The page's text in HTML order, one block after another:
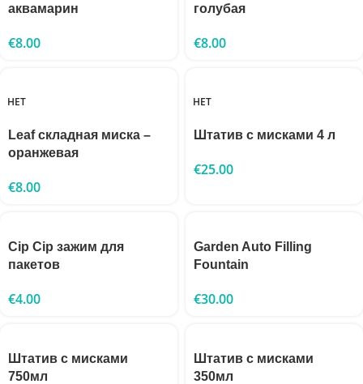
аквамарин
€8.00
голубая
€8.00
НЕТ
Leaf складная миска –
оранжевая
€8.00
НЕТ
Штатив с мисками 4 л
€25.00
Cip Cip зажим для
пакетов
€4.00
Garden Auto Filling
Fountain
€30.00
Штатив с мисками
750мл
Штатив с мисками
350мл